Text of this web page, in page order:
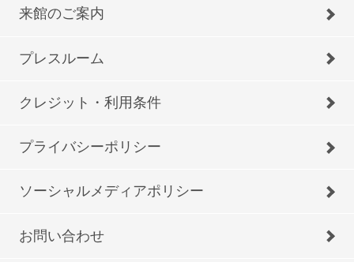
来館のご案内
プレスルーム
クレジット・利用条件
プライバシーポリシー
ソーシャルメディアポリシー
お問い合わせ